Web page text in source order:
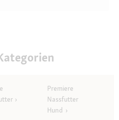
Premiere
Nassfutter
Hund